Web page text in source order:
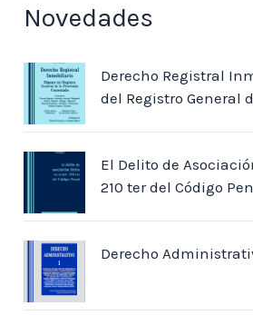
Silgueira, H. J.
Martínez Val, J. M.
San Alfonso María de Ligorio
Carrara, F.
Granda da Silva Martins, I.
Vigo, R.
CAPÍTULO 8. CONCLUSIONES
BIBLIOGRAFÍA CONSULTADA
CITADA)
I.Obras de metodología general
Novedades
Derecho Registral
del Registro General
El Delito de
210 ter del Código
Derecho